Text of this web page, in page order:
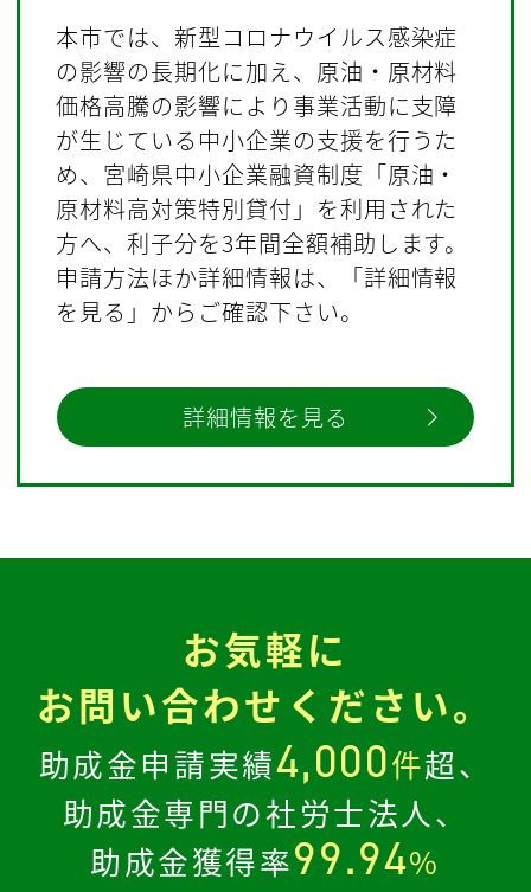
本市では、新型コロナウイルス感染症
の影響の長期化に加え、原油・原材料
価格高騰の影響により事業活動に支障
が生じている中小企業の支援を行うた
め、宮崎県中小企業融資制度「原油・
原材料高対策特別貸付」を利用された
方へ、利子分を3年間全額補助します。
申請方法ほか詳細情報は、「詳細情報
を見る」からご確認下さい。
詳細情報を見る
お気軽に
お問い合わせください。
助成金申請実績4,000件超、
助成金専門の社労士法人、
助成金獲得率99.94%